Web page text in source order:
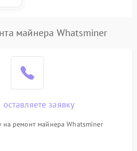
майнера Whatsminer
заявку
на ремонт майнера Whatsminer